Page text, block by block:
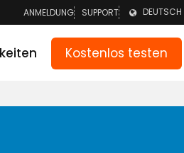
ANMELDUNG
ANMELDEN TEAM
ELTERN
SUPPORT DEUTSCH
NEDERLANDS
ENGLISH
Kostenlos testen